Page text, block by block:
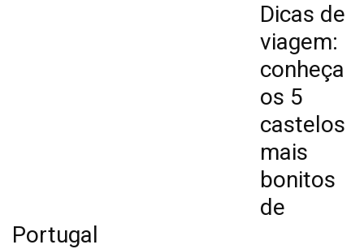
Dicas de
viagem:
conheça
os 5
castelos
mais
bonitos
de
Portugal